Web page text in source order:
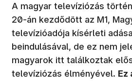
A magyar televíziózás
20-án kezdődött az M1,
televízióadója kísérleti
beindulásával, de ez nem
magyarok itt találkoztak
televíziózás élményével. Ez